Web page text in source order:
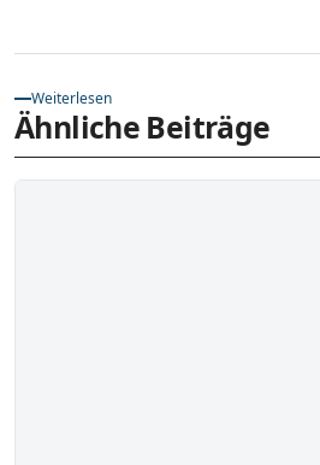
Weiterlesen
Ähnliche Beiträge